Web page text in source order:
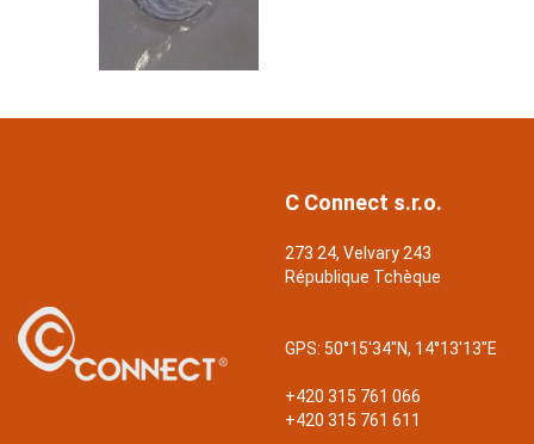
C Connect s.r.o.
273 24, Velvary 243
République Tchèque
GPS: 50°15'34"N, 14°13'13"E
+420 315 761 066
+420 315 761 611